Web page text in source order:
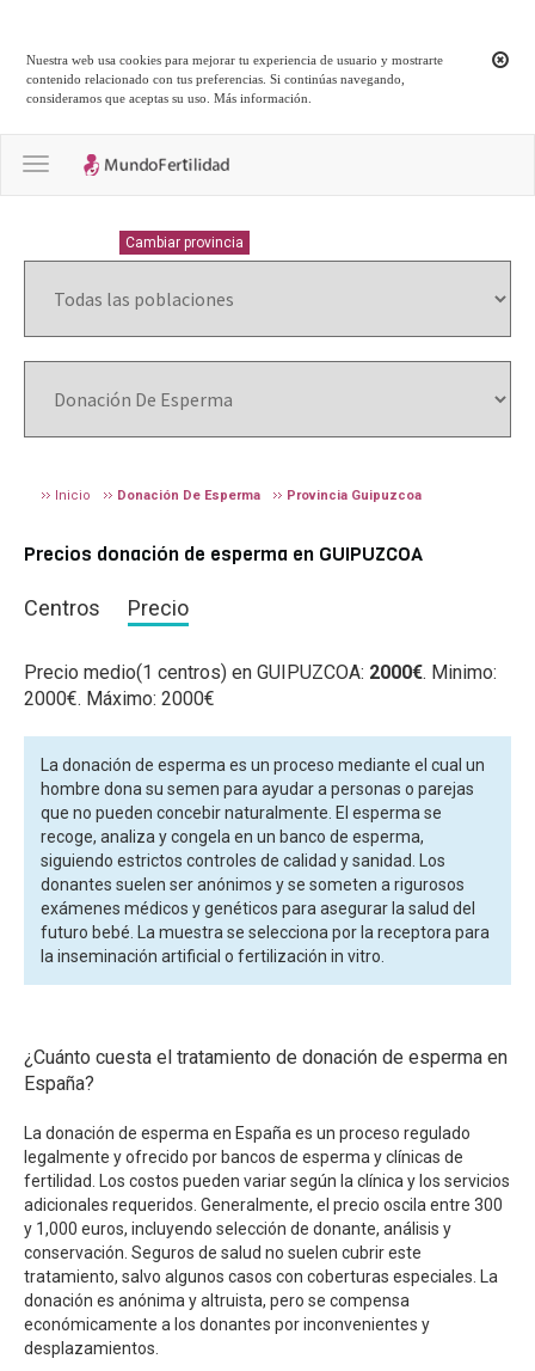
Nuestra web usa cookies para mejorar tu experiencia de usuario y mostrarte
contenido relacionado con tus preferencias. Si continúas navegando,
consideramos que aceptas su uso.Más información
Toggle navigation
Cambiar provincia
Inicio Donación De Esperma Provincia Guipuzcoa
Precios donación de esperma en GUIPUZCOA
Centros Precio
Precio medio(1 centros) en GUIPUZCOA: 2000€. Minimo:
2000€. Máximo: 2000€
La donación de esperma es un proceso mediante el cual un
hombre dona su semen para ayudar a personas o parejas
que no pueden concebir naturalmente. El esperma se
recoge, analiza y congela en un banco de esperma,
siguiendo estrictos controles de calidad y sanidad. Los
donantes suelen ser anónimos y se someten a rigurosos
exámenes médicos y genéticos para asegurar la salud del
futuro bebé. La muestra se selecciona por la receptora para
la inseminación artificial o fertilización in vitro.
¿Cuánto cuesta el tratamiento de donación de esperma en
España?
La donación de esperma en España es un proceso regulado
legalmente y ofrecido por bancos de esperma y clínicas de
fertilidad. Los costos pueden variar según la clínica y los servicios
adicionales requeridos. Generalmente, el precio oscila entre 300
y 1,000 euros, incluyendo selección de donante, análisis y
conservación. Seguros de salud no suelen cubrir este
tratamiento, salvo algunos casos con coberturas especiales. La
donación es anónima y altruista, pero se compensa
económicamente a los donantes por inconvenientes y
desplazamientos.